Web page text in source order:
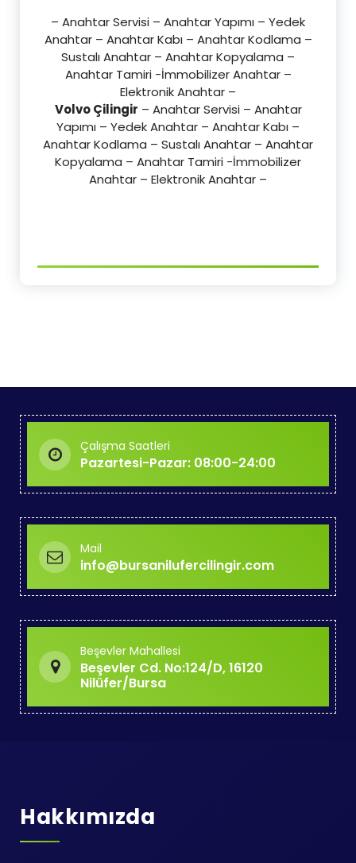
– Anahtar Servisi – Anahtar Yapımı – Yedek
Anahtar – Anahtar Kabı – Anahtar Kodlama –
Sustalı Anahtar – Anahtar Kopyalama –
Anahtar Tamiri -İmmobilizer Anahtar –
Elektronik Anahtar –
Volvo Çilingir – Anahtar Servisi – Anahtar
Yapımı – Yedek Anahtar – Anahtar Kabı –
Anahtar Kodlama – Sustalı Anahtar – Anahtar
Kopyalama – Anahtar Tamiri -İmmobilizer
Anahtar – Elektronik Anahtar –
Çalışma Saatleri
Pazartesi-Pazar: 08:00-24:00
Mail
info@bursanilufercilingir.com
Beşevler Mahallesi
Beşevler Cd. No:124/D, 16120
Nilüfer/Bursa
Hakkımızda